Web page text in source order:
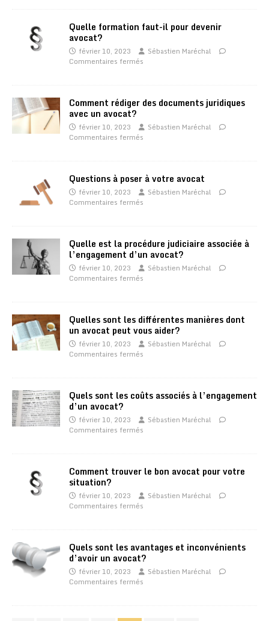
Quelle formation faut-il pour devenir
avocat?
février 10, 2023
Sébastien Maréchal
Commentaires fermés
Comment rédiger des documents juridiques
avec un avocat?
février 10, 2023
Sébastien Maréchal
Commentaires fermés
Questions à poser à votre avocat
février 10, 2023
Sébastien Maréchal
Commentaires fermés
Quelle est la procédure judiciaire associée à
l’engagement d’un avocat?
février 10, 2023
Sébastien Maréchal
Commentaires fermés
Quelles sont les différentes manières dont
un avocat peut vous aider?
février 10, 2023
Sébastien Maréchal
Commentaires fermés
Quels sont les coûts associés à l’engagement
d’un avocat?
février 10, 2023
Sébastien Maréchal
Commentaires fermés
Comment trouver le bon avocat pour votre
situation?
février 10, 2023
Sébastien Maréchal
Commentaires fermés
Quels sont les avantages et inconvénients
d’avoir un avocat?
février 10, 2023
Sébastien Maréchal
Commentaires fermés